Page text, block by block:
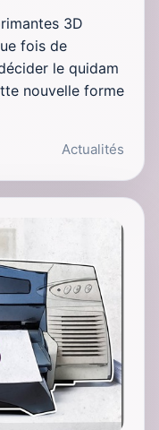
3D
fois de
le quidam
nouvelle forme
Actualités